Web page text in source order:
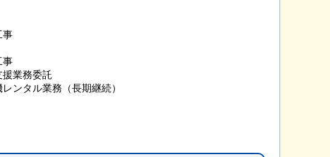
事
事
業務委託
ンタル業務（長期継続）